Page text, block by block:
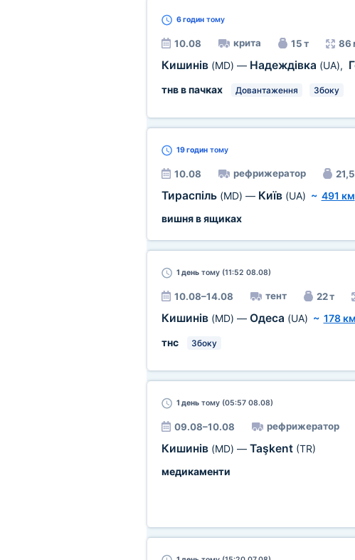
6 годинтому
10.08 крита 15 т 86
Кишинів (MD) — Надеждівка (UA),
тнв в пачках
Довантаження Збоку
19 годинтому
10.08 рефрижератор
Тираспіль (MD) — Київ (UA) ~ 491 км
вишня в ящиках
1 деньтому (11:52 08.08)
10.08–14.08 тент 22 т
Кишинів (MD) — Одеса (UA) ~ 178 км
тнс
Збоку
1 деньтому (05:57 08.08)
09.08–10.08 рефрижератор
Кишинів (MD) — Taşkent (TR)
медикаменти